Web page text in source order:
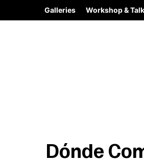
Galleries Workshop &
Dónde